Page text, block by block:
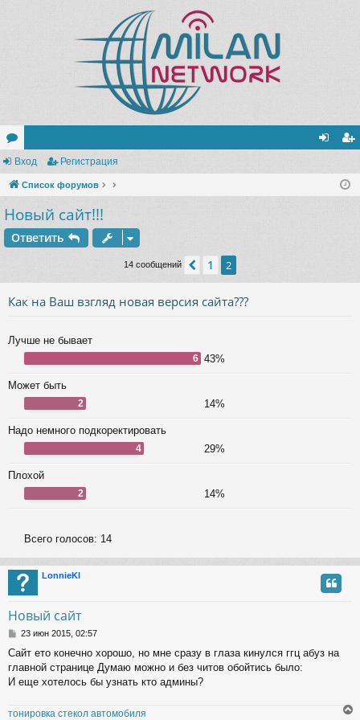
ор
ум
ы
ис
Вход Регистрация
Список форумов
Новый сайт!!!
Ответить
14 сообщений Пред.
1 2
Как на Ваш взгляд новая версия сайта???
Лучше не бывает
6 43%
Может быть
2 14%
Надо немного подкоректировать
4 29%
Плохой
2 14%
Всего голосов: 14
LonnieKl
Новый сайт
С
о
б
щ
и
23 июн 2015, 02:57
Сайт ето конечно хорошо, но мне сразу в глаза кинулся ггц абуз на
главной странице Думаю можно и без читов обойтись было:
И еще хотелось бы узнать кто админы?
тонировка стекол автомобиля